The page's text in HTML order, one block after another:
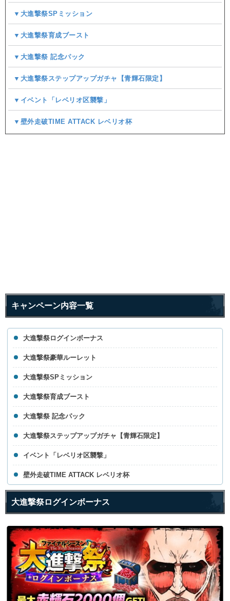
▼大進撃祭SPミッション
▼大進撃祭育成ブースト
▼大進撃祭 記念パック
▼大進撃祭ステップアップガチャ【青輝石限定】
▼イベント「レベリオ区襲撃」
▼壁外走破TIME ATTACK レベリオ杯
キャンペーン内容一覧
大進撃祭ログインボーナス
大進撃祭豪華ルーレット
大進撃祭SPミッション
大進撃祭育成ブースト
大進撃祭 記念パック
大進撃祭ステップアップガチャ【青輝石限定】
イベント「レベリオ区襲撃」
壁外走破TIME ATTACK レベリオ杯
大進撃祭ログインボーナス